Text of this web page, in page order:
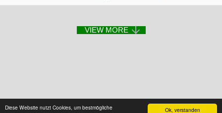
Ok, verstanden
Diese Website nutzt Cookies, um bestmögliche